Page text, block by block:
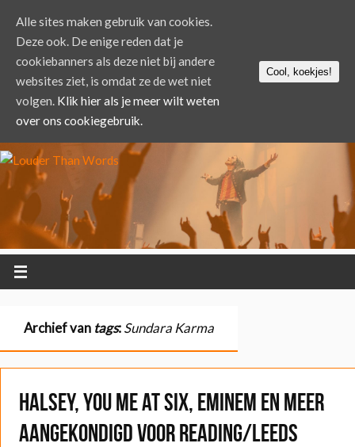
Archief van tags:Sundara Karma
Halsey, You Me at Six, Eminem en meer
aangekondigd voor Reading/Leeds
Alle sites maken gebruik van cookies.
Deze ook. De enige reden dat je
cookiebanners als deze niet bij andere
websites ziet, is omdat ze de wet niet
volgen. Klik hier als je meer wilt weten
over ons cookiegebruik.
Cool, koekjes!